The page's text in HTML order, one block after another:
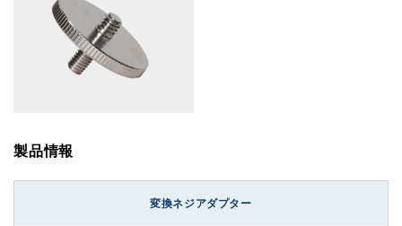
製品情報
変換ネジアダプター